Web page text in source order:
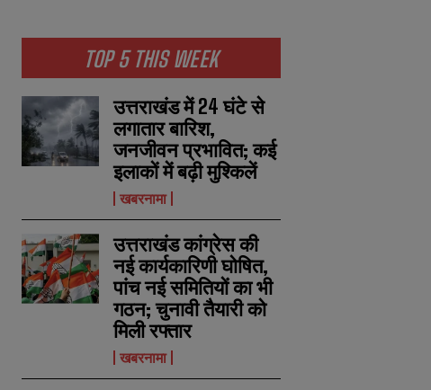
TOP 5 THIS WEEK
उत्तराखंड में 24 घंटे से
लगातार बारिश,
जनजीवन प्रभावित; कई
इलाकों में बढ़ी मुश्किलें
खबरनामा
उत्तराखंड कांग्रेस की
नई कार्यकारिणी घोषित,
पांच नई समितियों का भी
गठन; चुनावी तैयारी को
मिली रफ्तार
खबरनामा